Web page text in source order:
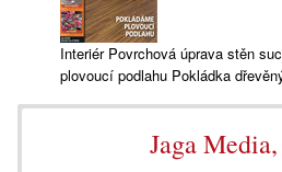
Interiér Povrchová úprava stěn
plovoucí podlahu Pokládka
Jaga